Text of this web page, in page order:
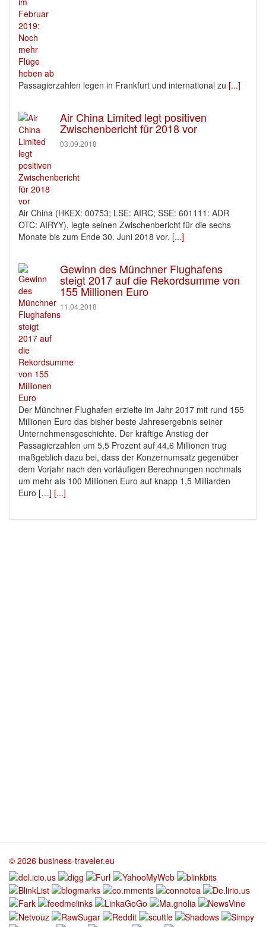
Passagierzahlen legen in Frankfurt und international zu [...]
Air China Limited legt positiven
Zwischenbericht für 2018 vor
03.09.2018
Air China (HKEX: 00753; LSE: AIRC; SSE: 601111: ADR
OTC: AIRYY), legte seinen Zwischenbericht für die sechs
Monate bis zum Ende 30. Juni 2018 vor. [...]
Gewinn des Münchner Flughafens
steigt 2017 auf die Rekordsumme von
155 Millionen Euro
11.04.2018
Der Münchner Flughafen erzielte im Jahr 2017 mit rund 155
Millionen Euro das bisher beste Jahresergebnis seiner
Unternehmensgeschichte. Der kräftige Anstieg der
Passagierzahlen um 5,5 Prozent auf 44,6 Millionen trug
maßgeblich dazu bei, dass der Konzernumsatz gegenüber
dem Vorjahr nach den vorläufigen Berechnungen nochmals
um mehr als 100 Millionen Euro auf knapp 1,5 Milliarden
Euro […] [...]
© 2026 business-traveler.eu